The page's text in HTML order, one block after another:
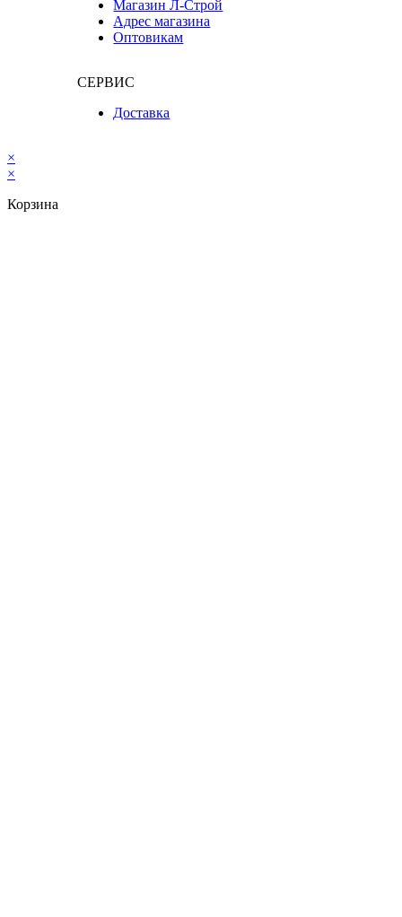
Магазин Л-Строй
Адрес магазина
Оптовикам
СЕРВИС
Доставка
×
×
Корзина